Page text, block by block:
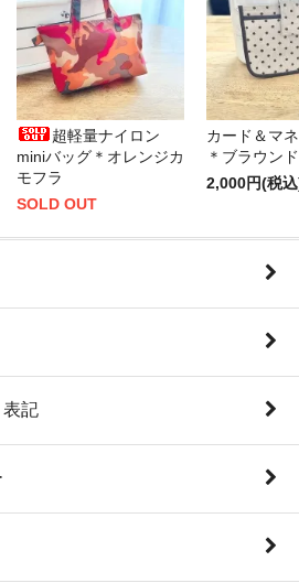
超軽量ナイロン
miniバッグ＊オレンジカ
モフラ
SOLD OUT
カード＆マ
＊ブラウン
2,000円(税
記